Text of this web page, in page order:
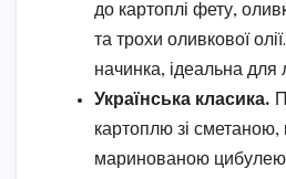
до картоплі фету,
та трохи оливкової
начинка, ідеальна для
Українська класика.
картоплю зі
маринованою